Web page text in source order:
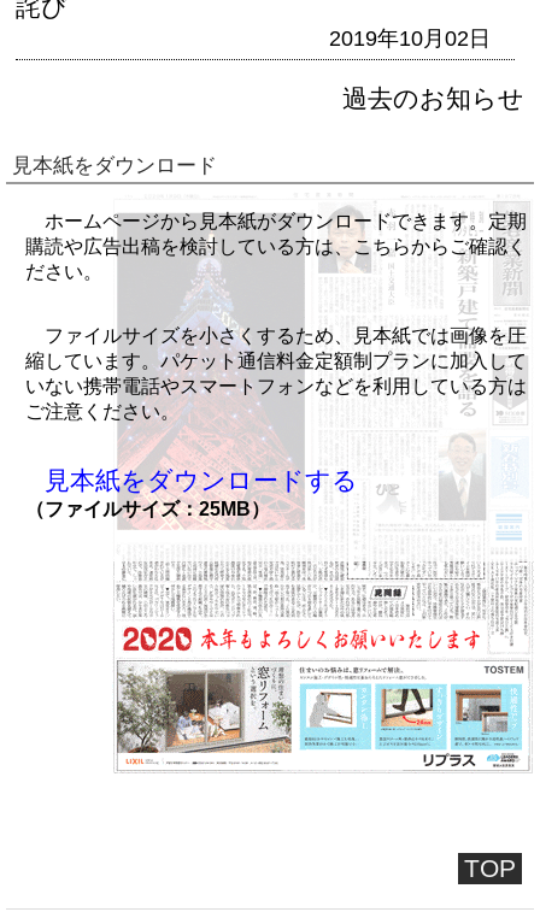
詫び
2019年10月02日
過去のお知らせ
見本紙をダウンロード
ホームページから見本紙がダウンロードできます。定期
購読や広告出稿を検討している方は、こちらからご確認く
ださい。
ファイルサイズを小さくするため、見本紙では画像を圧
縮しています。パケット通信料金定額制プランに加入して
いない携帯電話やスマートフォンなどを利用している方は
ご注意ください。
見本紙をダウンロードする
（ファイルサイズ：25MB）
TOP